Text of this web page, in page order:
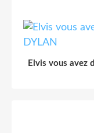
Elvis vous avez